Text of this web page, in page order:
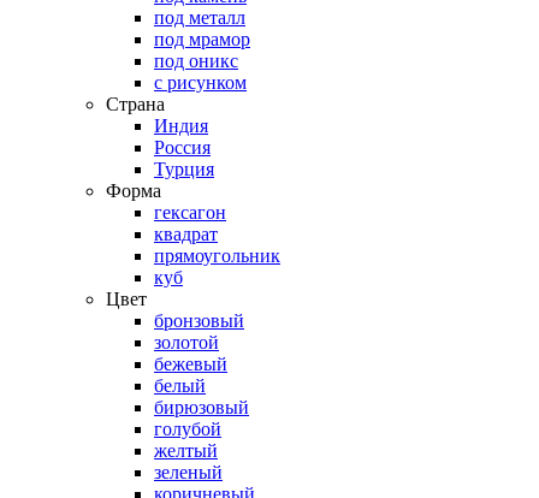
под металл
под мрамор
под оникс
с рисунком
Страна
Индия
Россия
Турция
Форма
гексагон
квадрат
прямоугольник
куб
Цвет
бронзовый
золотой
бежевый
белый
бирюзовый
голубой
желтый
зеленый
коричневый